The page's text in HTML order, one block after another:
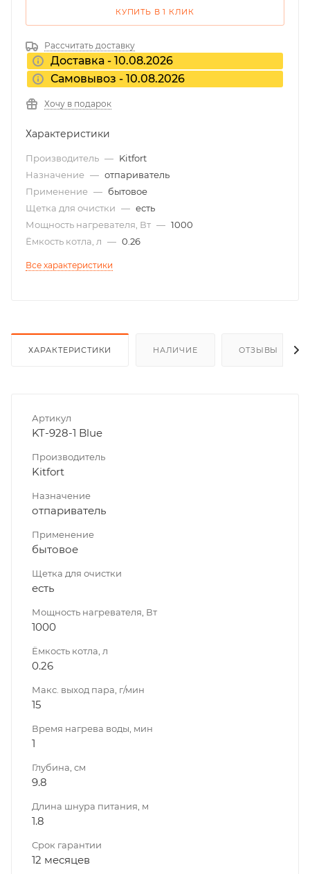
КУПИТЬ В 1 КЛИК
Рассчитать доставку
Доставка - 10.08.2026
Самовывоз - 10.08.2026
Хочу в подарок
Характеристики
Производитель — Kitfort
Назначение — отпариватель
Применение — бытовое
Щетка для очистки — есть
Мощность нагревателя, Вт — 1000
Ёмкость котла, л — 0.26
Все характеристики
ХАРАКТЕРИСТИКИ НАЛИЧИЕ ОТЗЫВЫ
Артикул
KT-928-1 Blue
Производитель
Kitfort
Назначение
отпариватель
Применение
бытовое
Щетка для очистки
есть
Мощность нагревателя, Вт
1000
Ёмкость котла, л
0.26
Макс. выход пара, г/мин
15
Время нагрева воды, мин
1
Глубина, см
9.8
Длина шнура питания, м
1.8
Срок гарантии
12 месяцев